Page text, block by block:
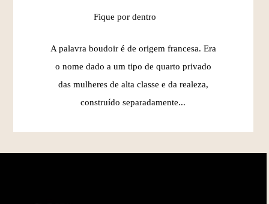
Fique por dentro
A palavra boudoir é de origem francesa. Era
o nome dado a um tipo de quarto privado
das mulheres de alta classe e da realeza,
construído separadamente...